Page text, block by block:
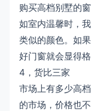
购买高档别墅的
如室内温馨时，
类似的颜色。如
好门窗就会显得格
4，货比三家
市场上有多少高
的市场，价格也